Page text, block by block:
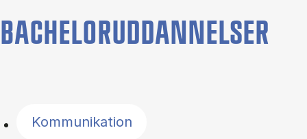
BACHELORUDDANNELSER
Kommunikation